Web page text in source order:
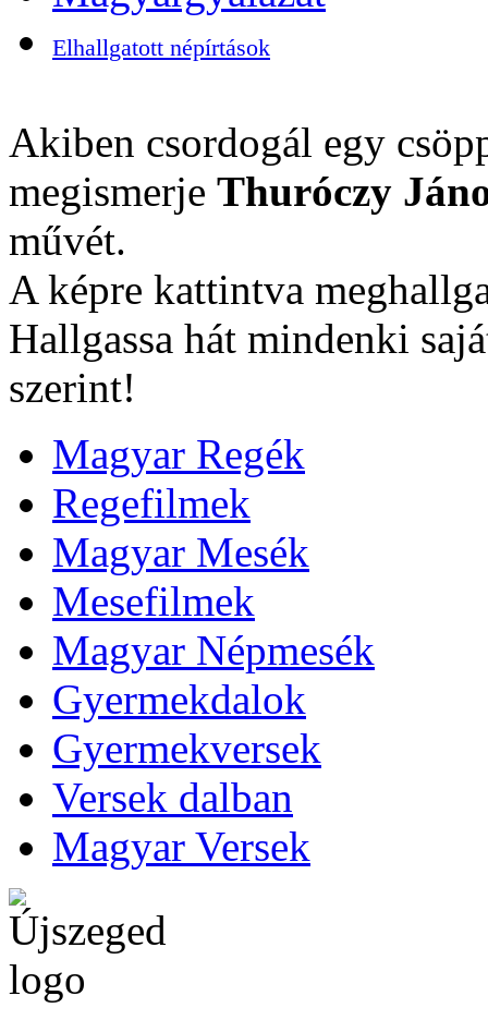
Elhallgatott népírtások
Akiben csordogál egy
megismerje Thuróczy
művét.
A képre kattintva
Hallgassa hát mindenki
szerint!
Magyar Regék
Regefilmek
Magyar Mesék
Mesefilmek
Magyar Népmesék
Gyermekdalok
Gyermekversek
Versek dalban
Magyar Versek